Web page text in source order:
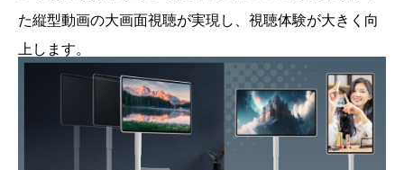
た縦型動画の大画面視聴が実現し、視聴体験が大きく向
上します。